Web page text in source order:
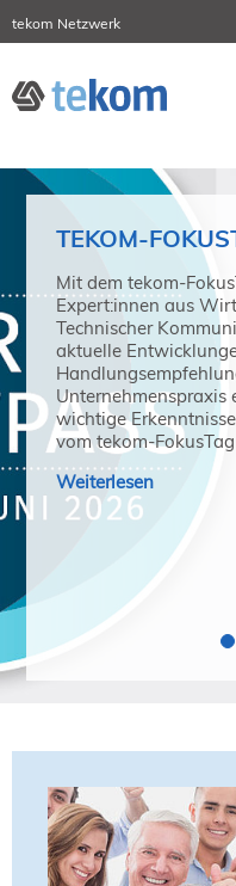
tekom Netzwerk
tech-writer.info
Tagungen
NORDIC TechKomm Stockholm
21.-23. April 2027 Online
tekom-Festival
7.-8. Mai 2026 in St. Leon-Rot
tcworld China
20.-21. Mai 2027 in Shanghai
Evolution of TC
2.-3. Juni 2026 in Sofia
FokusTag DPP
19. Juni 2026 in Wiesbaden
NORDIC TechKomm Kopenhagen
23.-24. September 2026
tekom-Jahrestagung 2026
10.-12. November, 2026 in Stuttgart
Expertenrat
Stellenangebote
Stellengesuche
Dienstleister
TEKOM-
Mit dem tekom-
Expert:innen aus
Technischer
aktuelle
Unternehmenspraxis
wichtige
vom tekom-
Weiterlesen